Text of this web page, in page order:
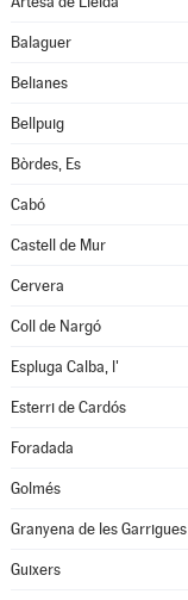
Balaguer
Belianes
Bellpuig
Bòrdes, Es
Cabó
Castell de Mur
Cervera
Coll de Nargó
Espluga Calba, l'
Esterri de Cardós
Foradada
Golmés
Granyena de les Garrigues
Guixers